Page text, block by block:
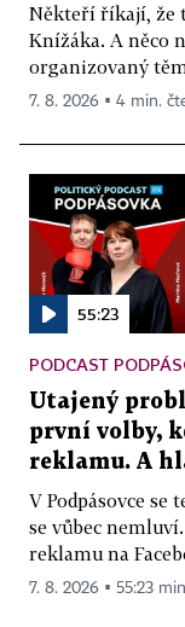
Někteří říkají, že
Knížáka. A něco
organizovaný
7. 8. 2026 ▪ 4 min.
55:23
PODCAST
Utajený
první volby,
reklamu. A
V Podpásovce
se vůbec
reklamu na
7. 8. 2026 ▪ 55:23